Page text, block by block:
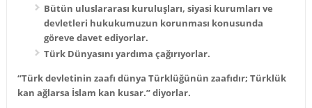
Bütün uluslararası kuruluşları, siyasi kurumları ve
devletleri hukukumuzun korunması konusunda
göreve davet ediyorlar.
Türk Dünyasını yardıma çağırıyorlar.
“Türk devletinin zaafı dünya Türklüğünün zaafıdır; Türklük
kan ağlarsa İslam kan kusar.” diyorlar.